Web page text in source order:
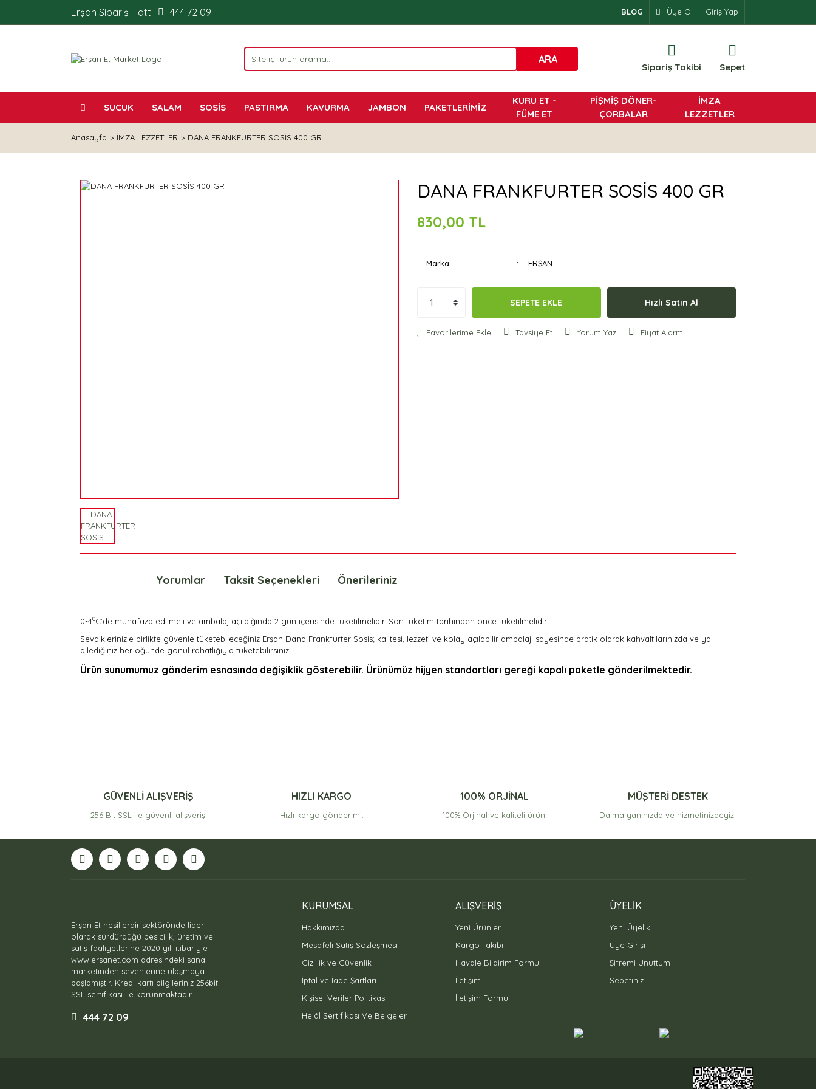
Erşan Sipariş Hattı 444 72 09 BLOG Üye Ol Giriş Yap
ARA
Sipariş Takibi Sepet
SUCUK SALAM SOSİS PASTIRMA KAVURMA JAMBON PAKETLERİMİZ
KURU ET -
FÜME ET
PİŞMİŞ DÖNER-
ÇORBALAR
İMZA
LEZZETLER
Anasayfa İMZA LEZZETLER DANA FRANKFURTER SOSİS 400 GR
DANA FRANKFURTER SOSİS 400 GR
830,00 TL
Marka ERŞAN
SEPETE EKLE Hızlı Satın Al
Tavsiye Et Yorum Yaz Fiyat Alarmı
Yorumlar Taksit Seçenekleri Önerileriniz
0-40C’de muhafaza edilmeli ve ambalaj açıldığında 2 gün içerisinde tüketilmelidir. Son tüketim tarihinden önce tüketilmelidir.
Sevdiklerinizle birlikte güvenle tüketebileceğiniz Erşan Dana Frankfurter Sosis; kalitesi, lezzeti ve kolay açılabilir ambalajı sayesinde pratik olarak kahvaltılarınızda ve ya
dilediğiniz her öğünde gönül rahatlığıyla tüketebilirsiniz.
Ürün sunumumuz gönderim esnasında değişiklik gösterebilir. Ürünümüz hijyen standartları gereği kapalı paketle gönderilmektedir.
Ürün bilgilerinde hatalar bulunuyor.
Ürün fiyatı diğer sitelerden daha pahalı.
GÜVENLİ ALIŞVERİŞ
256 Bit SSL ile güvenli alışveriş.
HIZLI KARGO
Hızlı kargo gönderimi.
100% ORJİNAL
100% Orjinal ve kaliteli ürün.
MÜŞTERİ DESTEK
Daima yanınızda ve hizmetinizdeyiz.
Erşan Et nesillerdir sektöründe lider
olarak sürdürdüğü besicilik, üretim ve
satış faaliyetlerine 2020 yılı itibariyle
www.ersanet.com adresindeki sanal
marketinden sevenlerine ulaşmaya
başlamıştır. Kredi kartı bilgileriniz 256bit
SSL sertifikası ile korunmaktadır.
444 72 09
KURUMSAL
Hakkımızda
Mesafeli Satış Sözleşmesi
Gizlilik ve Güvenlik
İptal ve İade Şartları
Kişisel Veriler Politikası
Helâl Sertifikası Ve Belgeler
ALIŞVERİŞ
Yeni Ürünler
Kargo Takibi
Havale Bildirim Formu
İletişim
İletişim Formu
ÜYELİK
Yeni Üyelik
Üye Girişi
Şifremi Unuttum
Sepetiniz